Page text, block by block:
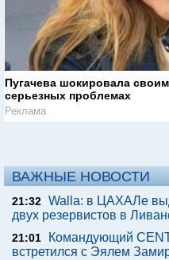
Пугачева шокировала
серьезных проблемах
Реклама
ВАЖНЫЕ НОВОСТИ
21:32 Walla: в ЦАХАЛе
двух резервистов в
21:01
Командующий
встретился с Эялем